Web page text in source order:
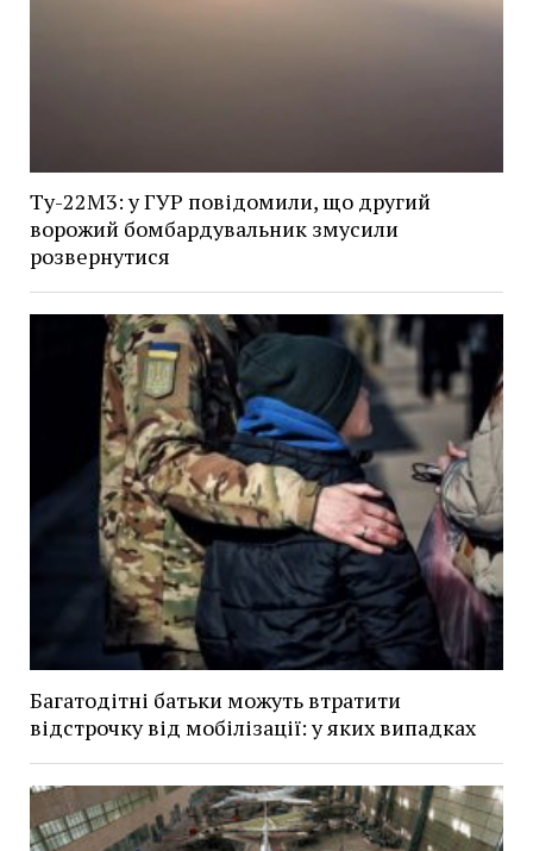
Ту-22М3: у ГУР повідомили, що другий
ворожий бомбардувальник змусили
розвернутися
Багатодітні батьки можуть втратити
відстрочку від мобілізації: у яких випадках